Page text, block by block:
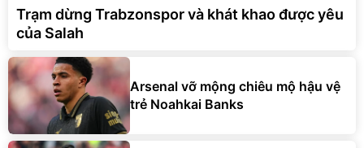
Trạm dừng Trabzonspor và khát khao được yêu
của Salah
Arsenal vỡ mộng chiêu mộ hậu vệ
trẻ Noahkai Banks